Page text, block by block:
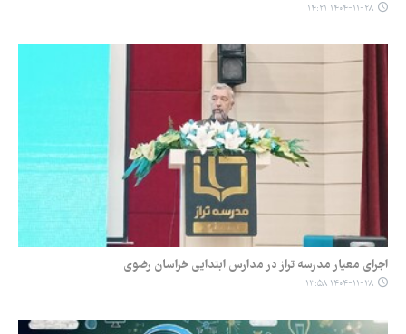
۱۴۰۴-۱۱-۲۸ ۱۴:۲۱
اجرای معیار مدرسه تراز در مدارس ابتدایی خراسان رضوی
۱۴۰۴-۱۱-۲۸ ۱۳:۵۸